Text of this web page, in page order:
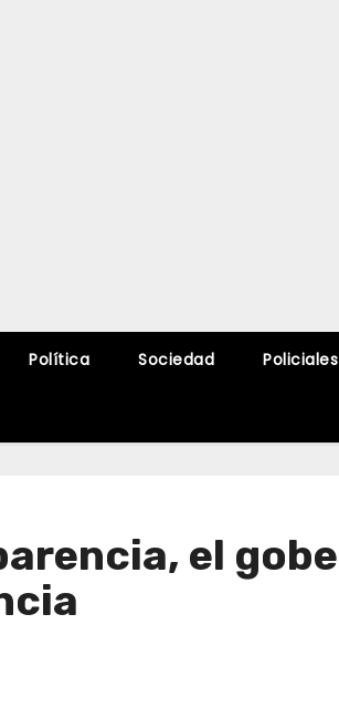
Política Sociedad
el